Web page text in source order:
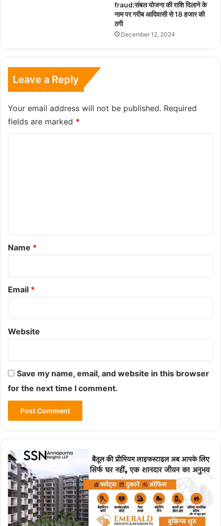
fraud:संबल योजना की राशि दिलाने के
नाम पर गरीब आदिवासी से 18 हजार की
ठगी
December 12, 2024
Leave a Reply
Your email address will not be published. Required
fields are marked *
*
Name *
Email *
Website
Save my name, email, and website in this browser
for the next time I comment.